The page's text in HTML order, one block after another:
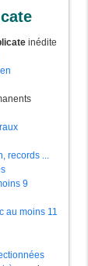
inédite
records ...
9
au moins 11